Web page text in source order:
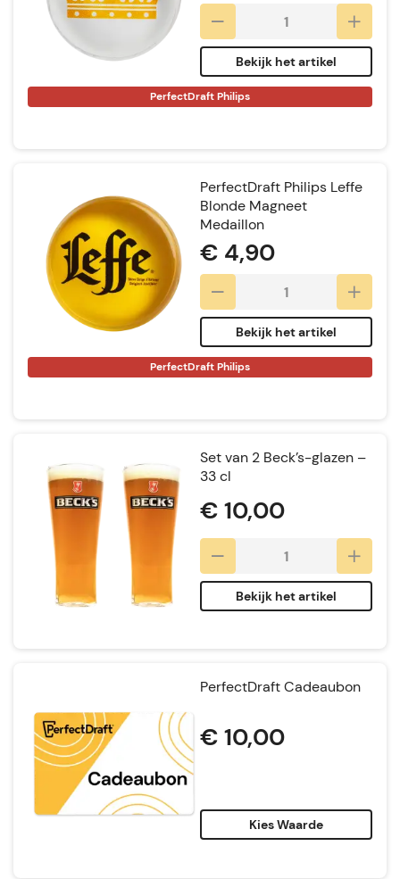
Bekijk het artikel
PerfectDraft Philips
PerfectDraft Philips Leffe
Blonde Magneet
Medaillon
€ 4,90
Bekijk het artikel
PerfectDraft Philips
Set van 2 Beck’s-glazen –
33 cl
€ 10,00
Bekijk het artikel
PerfectDraft Cadeaubon
€ 10,00
Kies Waarde